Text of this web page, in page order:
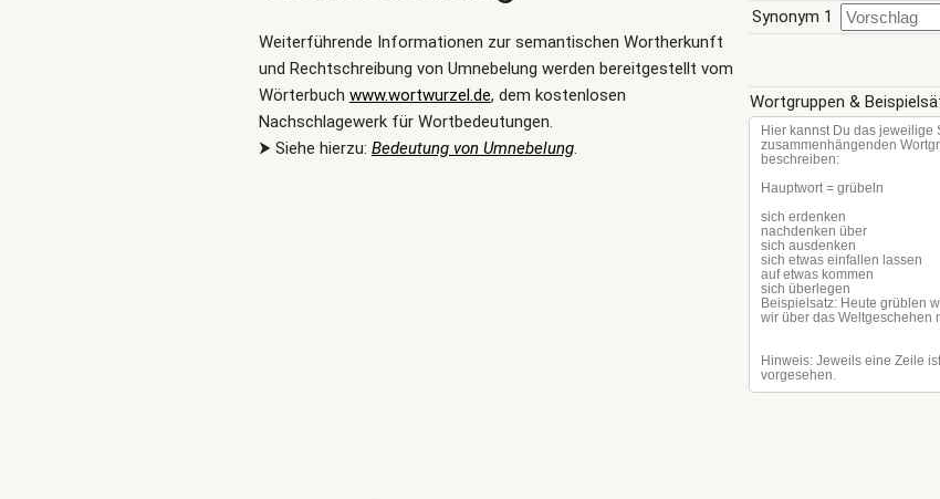
Weiterführende Informationen zur semantischen Wortherkunft
und Rechtschreibung von Umnebelung werden bereitgestellt vom
Wörterbuch www.wortwurzel.de, dem kostenlosen
Nachschlagewerk für Wortbedeutungen.
⮞ Siehe hierzu: Bedeutung von Umnebelung.
Synonym 1
Wortgruppen &